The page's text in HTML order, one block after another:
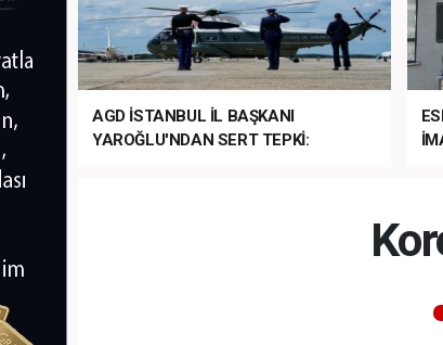
AGD İSTANBUL İL BAŞKANI
YAROĞLU'NDAN SERT TEPKİ: